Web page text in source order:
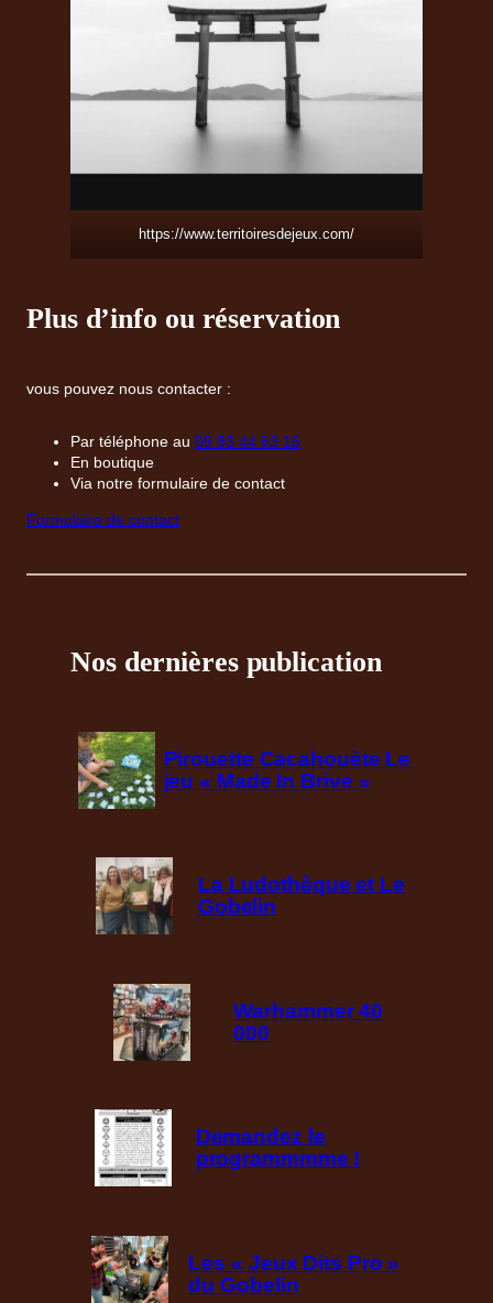
https://www.territoiresdejeux.com/
Plus d’info ou réservation
vous pouvez nous contacter :
Par téléphone au 09 83 44 63 16
En boutique
Via notre formulaire de contact
Formulaire de contact
Nos dernières publication
Pirouette Cacahouète Le
jeu « Made In Brive »
La Ludothèque et Le
Gobelin
Warhammer 40
000
Demandez le
programmmme !
Les « Jeux Dits Pro »
du Gobelin